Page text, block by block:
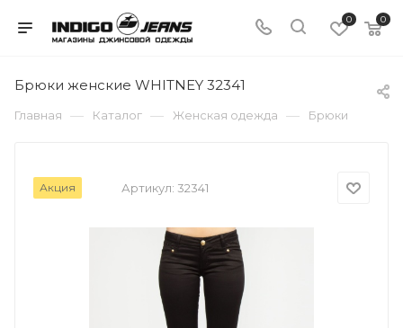
0 0
Брюки женские WHITNEY 32341
Главная — Каталог — Женская одежда — Брюки
Акция Артикул: 32341